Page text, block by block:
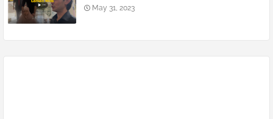
May 31, 2023